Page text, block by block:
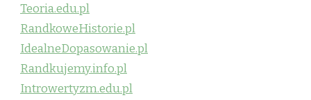
Teoria.edu.pl
RandkoweHistorie.pl
IdealneDopasowanie.pl
Randkujemy.info.pl
Introwertyzm.edu.pl